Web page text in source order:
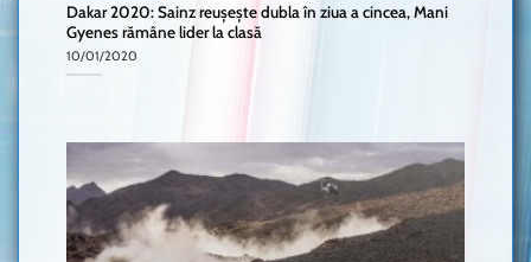
Dakar 2020: Sainz reușește dubla în ziua a cincea, Mani
Gyenes rămâne lider la clasă
10/01/2020